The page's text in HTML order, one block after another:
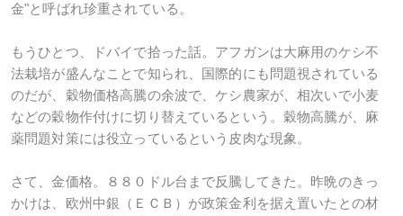
金"と呼ばれ珍重されている。
もうひとつ、ドバイで拾った話。アフガンは大麻用のケシ不
法栽培が盛んなことで知られ、国際的にも問題視されている
のだが、穀物価格高騰の余波で、ケシ農家が、相次いで小麦
などの穀物作付けに切り替えているという。穀物高騰が、麻
薬問題対策には役立っているという皮肉な現象。
さて、金価格。８８０ドル台まで反騰してきた。昨晩のきっ
かけは、欧州中銀（ＥＣＢ）が政策金利を据え置いたとの材